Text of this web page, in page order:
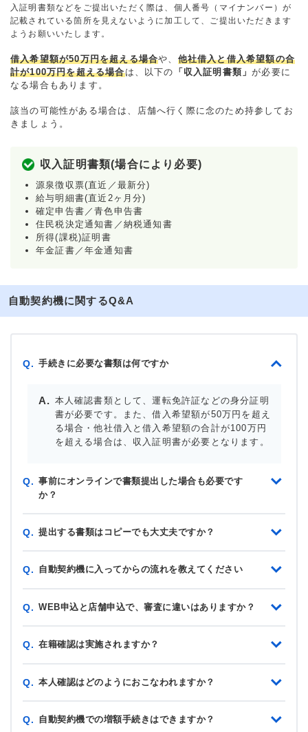
入証明書類などをご提出いただく際は、個人番号（マイナンバー）が
記載されている箇所を見えないように加工して、ご提出いただきます
ようお願いいたします。
借入希望額が50万円を超える場合や、 他社借入と借入希望額の合
計が100万円を超える場合は、以下の 「収入証明書類」が必要に
なる場合もあります。
該当の可能性がある場合は、店舗へ行く際に念のため持参してお
きましょう。
収入証明書類(場合により必要)
源泉徴収票(直近／最新分)
給与明細書(直近2ヶ月分)
確定申告書／青色申告書
住民税決定通知書／納税通知書
所得(課税)証明書
年金証書／年金通知書
自動契約機に関するQ&A
Q. 手続きに必要な書類は何ですか
本人確認書類として、運転免許証などの身分証明
書が必要です。また、借入希望額が50万円を超え
る場合・他社借入と借入希望額の合計が100万円
を超える場合は、収入証明書が必要となります。
Q. 事前にオンラインで書類提出した場合も必要です
か？
Q. 提出する書類はコピーでも大丈夫ですか？
Q. 自動契約機に入ってからの流れを教えてください
Q. WEB申込と店舗申込で、審査に違いはありますか？
Q. 在籍確認は実施されますか？
Q. 本人確認はどのようにおこなわれますか？
Q. 自動契約機での増額手続きはできますか？